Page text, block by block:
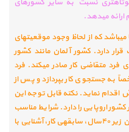
ارائه می­دهد.
که از لحاظ وجود موقعیت­های
دارد.کشور آلمان مانند کشور
متقاضی کار صادر می­کند. فرد
به جستجوی کار بپردازد و پس از
نماید. نکته قابل توجه این
اروپایی را دارد. شرایط مناسب
زیر۴۰سال، سابقه­ی کار، آشنایی با